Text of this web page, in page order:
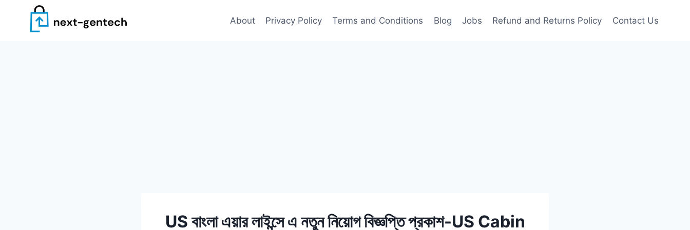
content
About Privacy Policy Terms and Conditions Blog Jobs Refund and Returns Policy Contact Us
US বাংলা এয়ার লাইন্সে এ নতুন নিয়োগ বিজ্ঞপ্তি প্রকাশ-US Cabin